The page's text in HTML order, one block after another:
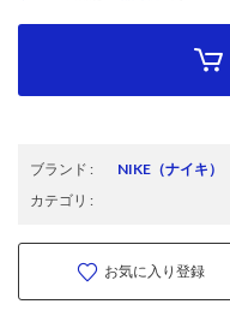
ブランド : NIKE （ナイキ）
カテゴリ :
お気に入り登録